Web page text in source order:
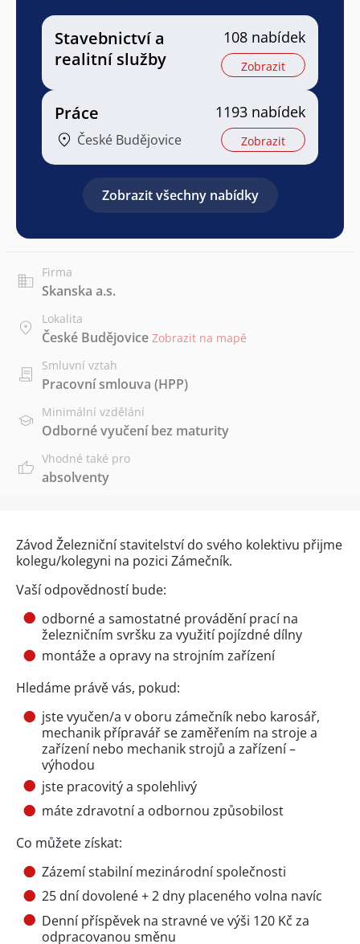
Stavebnictví a
realitní služby
108 nabídek
Zobrazit
Práce
České Budějovice
1193 nabídek
Zobrazit
Zobrazit všechny nabídky
Firma
Skanska a.s.
Lokalita
České Budějovice Zobrazit na mapě
Smluvní vztah
Pracovní smlouva (HPP)
Minimální vzdělání
Odborné vyučení bez maturity
Vhodné také pro
absolventy
Závod Železniční stavitelství do svého kolektivu přijme
kolegu/kolegyni na pozici Zámečník.
Vaší odpovědností bude:
odborné a samostatné provádění prací na
železničním svršku za využití pojízdné dílny
montáže a opravy na strojním zařízení
Hledáme právě vás, pokud:
jste vyučen/a v oboru zámečník nebo karosář,
mechanik přípravář se zaměřením na stroje a
zařízení nebo mechanik strojů a zařízení –
výhodou
jste pracovitý a spolehlivý
máte zdravotní a odbornou způsobilost
Co můžete získat:
Zázemí stabilní mezinárodní společnosti
25 dní dovolené + 2 dny placeného volna navíc
Denní příspěvek na stravné ve výši 120 Kč za
odpracovanou směnu